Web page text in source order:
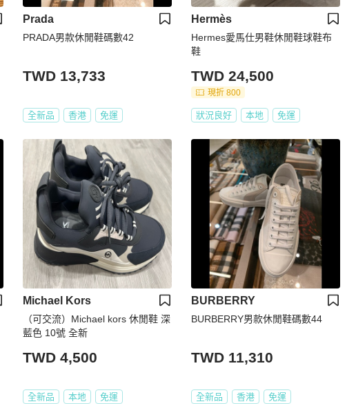
Prada
PRADA男款休閒鞋碼數42
TWD 13,733
全新品 香港 免運
Hermès
Hermes愛馬仕男鞋休閒鞋球鞋布
鞋
TWD 24,500
現折 800
狀況良好 本地 免運
Michael Kors
（可交流）Michael kors 休閒鞋 深
藍色 10號 全新
TWD 4,500
全新品 本地 免運
BURBERRY
BURBERRY男款休閒鞋碼數44
TWD 11,310
全新品 香港 免運